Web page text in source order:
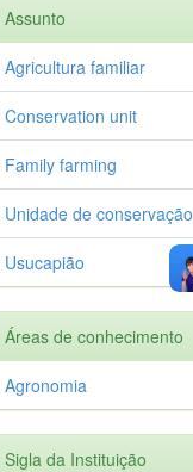
Assunto
Agricultura familiar
Conservation unit
Family farming
Unidade de conservação
Usucapião
Áreas de conhecimento
Agronomia
Sigla da Instituição